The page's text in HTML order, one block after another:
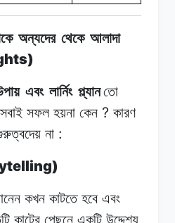
অন্যদের থেকে আলাদা
এবং লার্নিং প্ল্যানতো
সবাই সফল হয়না কেন ? কারণ
না :
কখন কাটতে হবে এবং
কাটের পেছনে একটি উদ্দেশ্য